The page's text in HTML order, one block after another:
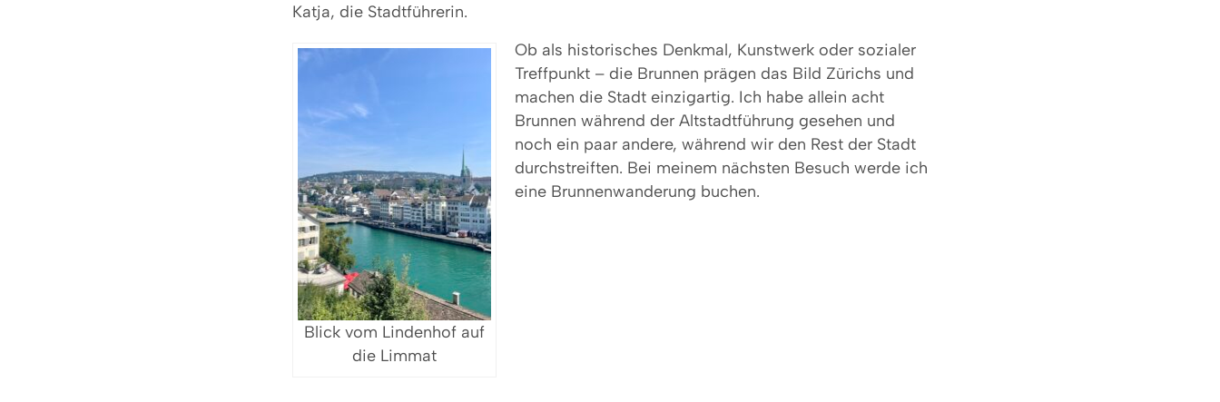
Katja, die Stadtführerin.
Blick vom Lindenhof auf
die Limmat
Ob als historisches Denkmal, Kunstwerk oder sozialer
Treffpunkt – die Brunnen prägen das Bild Zürichs und
machen die Stadt einzigartig. Ich habe allein acht
Brunnen während der Altstadtführung gesehen und
noch ein paar andere, während wir den Rest der Stadt
durchstreiften. Bei meinem nächsten Besuch werde ich
eine Brunnenwanderung buchen.